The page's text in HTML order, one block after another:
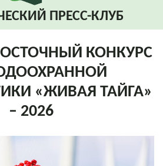
ПРЕСС-КЛУБ
КОНКУРС
«ЖИВАЯ ТАЙГА»
– 2026